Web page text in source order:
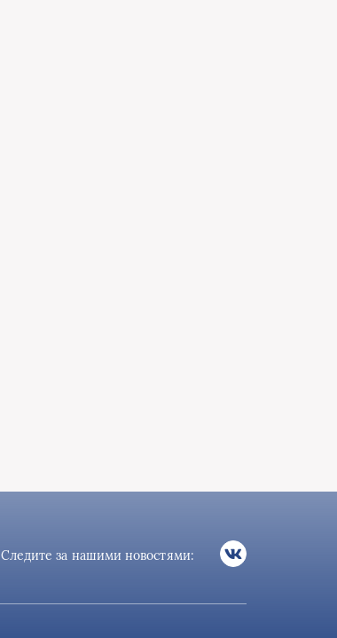
Следите за нашими новостями: